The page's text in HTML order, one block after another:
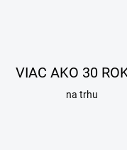
VIAC AKO 30
na trhu